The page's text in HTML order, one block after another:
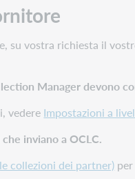
vostra richiesta il
Manager devono
vedere Impostazioni a
inviano a OCLC.
collezioni dei partner)